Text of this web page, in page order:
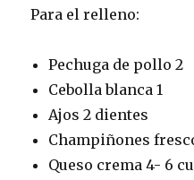
Para el relleno:
Pechuga de pollo 2
Cebolla blanca 1
Ajos 2 dientes
Champiñones
Queso crema 4- 6